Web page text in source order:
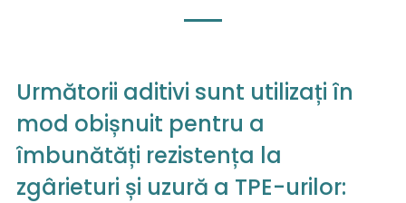
Următorii aditivi sunt utilizați în
mod obișnuit pentru a
îmbunătăți rezistența la
zgârieturi și uzură a TPE-urilor: